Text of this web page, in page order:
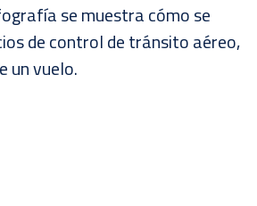
se muestra cómo se
de control de tránsito aéreo,
un vuelo.